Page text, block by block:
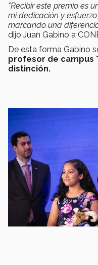
"Recibir este premio es
mi dedicación y
marcando una
dijo Juan Gabino a
De esta forma Gabino
profesor de campus
distinción.